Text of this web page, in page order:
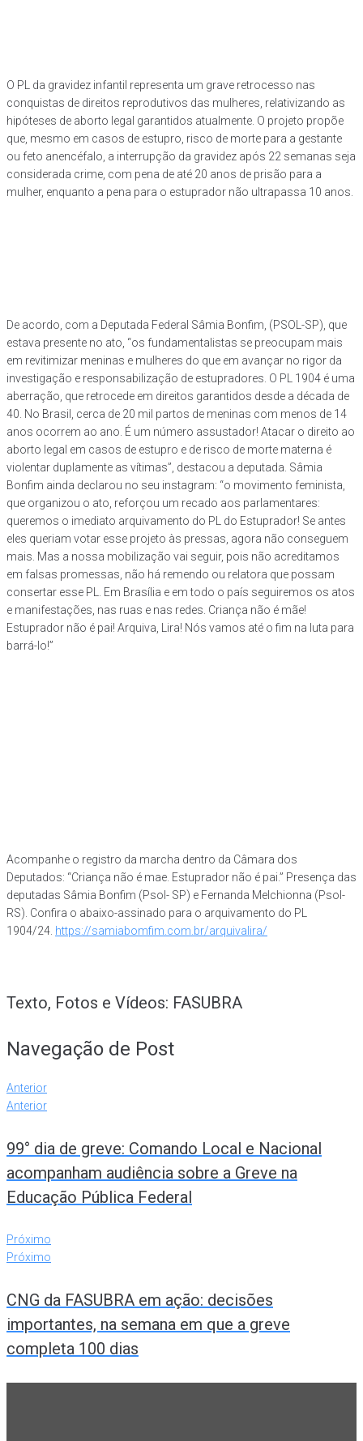
O PL da gravidez infantil representa um grave retrocesso nas
conquistas de direitos reprodutivos das mulheres, relativizando as
hipóteses de aborto legal garantidos atualmente. O projeto propõe
que, mesmo em casos de estupro, risco de morte para a gestante
ou feto anencéfalo, a interrupção da gravidez após 22 semanas seja
considerada crime, com pena de até 20 anos de prisão para a
mulher, enquanto a pena para o estuprador não ultrapassa 10 anos.
De acordo, com a Deputada Federal Sâmia Bonfim, (PSOL-SP), que
estava presente no ato, “os fundamentalistas se preocupam mais
em revitimizar meninas e mulheres do que em avançar no rigor da
investigação e responsabilização de estupradores. O PL 1904 é uma
aberração, que retrocede em direitos garantidos desde a década de
40. No Brasil, cerca de 20 mil partos de meninas com menos de 14
anos ocorrem ao ano. É um número assustador! Atacar o direito ao
aborto legal em casos de estupro e de risco de morte materna é
violentar duplamente as vítimas”, destacou a deputada. Sâmia
Bonfim ainda declarou no seu instagram: “o movimento feminista,
que organizou o ato, reforçou um recado aos parlamentares:
queremos o imediato arquivamento do PL do Estuprador! Se antes
eles queriam votar esse projeto às pressas, agora não conseguem
mais. Mas a nossa mobilização vai seguir, pois não acreditamos
em falsas promessas, não há remendo ou relatora que possam
consertar esse PL. Em Brasília e em todo o país seguiremos os atos
e manifestações, nas ruas e nas redes. Criança não é mãe!
Estuprador não é pai! Arquiva, Lira! Nós vamos até o fim na luta para
barrá-lo!”
Acompanhe o registro da marcha dentro da Câmara dos
Deputados: “Criança não é mae. Estuprador não é pai.” Presença das
deputadas Sâmia Bonfim (Psol- SP) e Fernanda Melchionna (Psol-
RS). Confira o abaixo-assinado para o arquivamento do PL
1904/24. https://samiabomfim.com.br/arquivalira/
Texto, Fotos e Vídeos: FASUBRA
Navegação de Post
Anterior
Anterior
99° dia de greve: Comando Local e Nacional
acompanham audiência sobre a Greve na
Educação Pública Federal
Próximo
Próximo
CNG da FASUBRA em ação: decisões
importantes, na semana em que a greve
completa 100 dias